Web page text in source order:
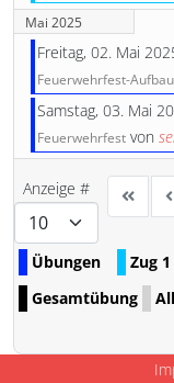
Mai 2025
Freitag, 02. Mai
Feuerwehrfest-Aufbau
Samstag, 03. Mai
Feuerwehrfest von
Anzeige #
Übungen Zug
Gesamtübung